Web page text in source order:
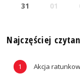
31 01
Najczęściej
Akcja